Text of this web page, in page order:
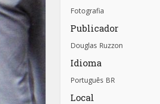
Fotografia
Publicador
Douglas Ruzzon
Idioma
Português BR
Local